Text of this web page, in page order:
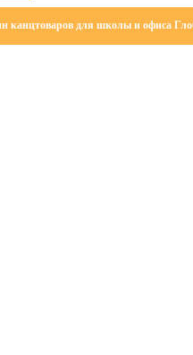
канцтоваров для школы и офиса